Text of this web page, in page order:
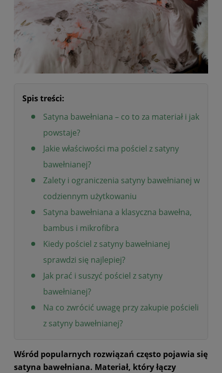
Spis treści:
Satyna bawełniana – co to za materiał i jak
powstaje?
Jakie właściwości ma pościel z satyny
bawełnianej?
Zalety i ograniczenia satyny bawełnianej w
codziennym użytkowaniu
Satyna bawełniana a klasyczna bawełna,
bambus i mikrofibra
Kiedy pościel z satyny bawełnianej
sprawdzi się najlepiej?
Jak prać i suszyć pościel z satyny
bawełnianej?
Na co zwrócić uwagę przy zakupie pościeli
z satyny bawełnianej?
Wśród popularnych rozwiązań często pojawia się
satyna bawełniana. Materiał, który łączy